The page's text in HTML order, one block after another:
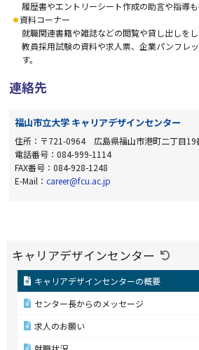
履歴書やエントリーシート作成の助言や指導も
資料コーナー
就職関連書籍や雑誌などの閲覧や貸し出しをし
教員採用試験の資料や求人票、企業パンフレ
す。
連絡先
福山市立大学 キャリアデザインセンター
住所：〒721-0964 広島県福山市港町二丁目19
電話番号：084-999-1114
FAX番号：084-928-1248
E-Mail：career@fcu.ac.jp
キャリアデザインセンター
キャリアデザインセンターの概要
センター長からのメッセージ
求人のお願い